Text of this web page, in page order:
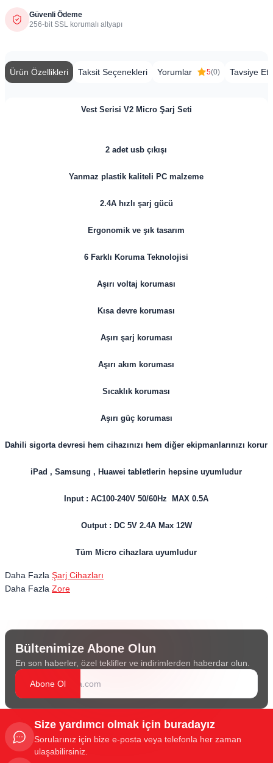
Güvenli Ödeme
256-bit SSL korumalı altyapı
Ürün Özellikleri Taksit Seçenekleri Yorumlar 5(0) Tavsiye Et
Vest Serisi V2 Micro Şarj Seti
2 adet usb çıkışı
Yanmaz plastik kaliteli PC malzeme
2.4A hızlı şarj gücü
Ergonomik ve şık tasarım
6 Farklı Koruma Teknolojisi
Aşırı voltaj koruması
Kısa devre koruması
Aşırı şarj koruması
Aşırı akım koruması
Sıcaklık koruması
Aşırı güç koruması
Dahili sigorta devresi hem cihazınızı hem diğer ekipmanlarınızı korur
iPad , Samsung , Huawei tabletlerin hepsine uyumludur
Input : AC100-240V 50/60Hz MAX 0.5A
Output : DC 5V 2.4A Max 12W
Tüm Micro cihazlara uyumludur
Daha Fazla Şarj Cihazları
Daha Fazla Zore
Bültenimize Abone Olun
En son haberler, özel teklifler ve indirimlerden haberdar olun.
Abone Ol
Size yardımcı olmak için buradayız
Sorularınız için bize e-posta veya telefonla her zaman
ulaşabilirsiniz.